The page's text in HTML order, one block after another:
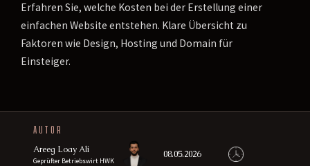
Erfahren Sie, welche Kosten bei der Erstellung einer
einfachen Website entstehen. Klare Übersicht zu
Faktoren wie Design, Hosting und Domain für
Einsteiger.
AUTOR
Areeg Loay Ali
Geprüfter Betriebswirt HWK
08.05.2026